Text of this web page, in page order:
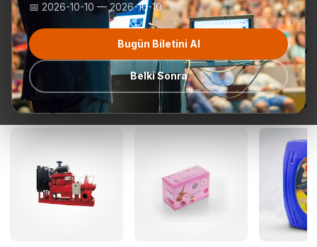
📅 2026-10-10 —2026-10-10
Bugün Biletini Al
Belki Sonra
Kategoriler
Teklif Talebi En popüler
Hazır
Yeni gelenler